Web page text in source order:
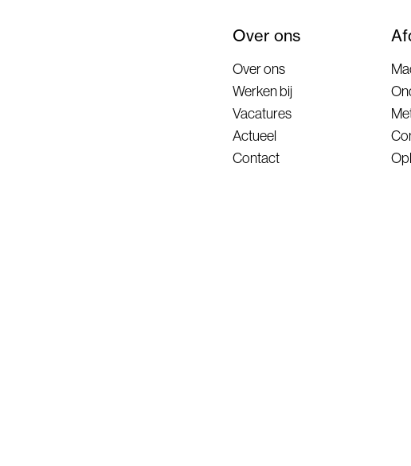
Over ons
Over ons
Werken bij
Vacatures
Actueel
Contact